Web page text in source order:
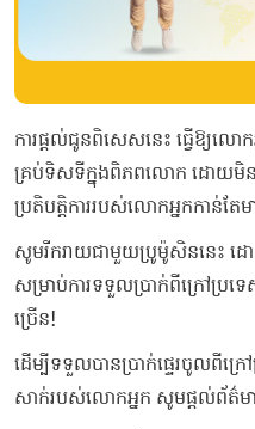
ការផ្តល់ជូនពិសេសនេះ ធ្វើឱ្យលោក
គ្រប់ទិសទីក្នុងពិភពលោក ដោយមិនអ
ប្រតិបត្តិការរបស់លោកអ្នកកាន់ត
សូមរីករាយជាមួយប្រូម៉ូសិននេះ ដោ
សម្រាប់ការទទួលប្រាក់ពីក្រៅប្រទ
ច្រើន!
ដើម្បីទទួលបានប្រាក់ផ្ទេរចូលពីក្
សាក់របស់លោកអ្នក សូមផ្តល់ព័ត៌មាន